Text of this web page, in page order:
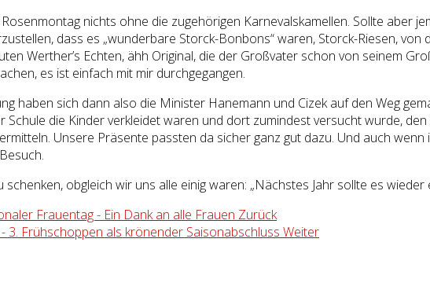
nichts ohne die zugehörigen Karnevalskamellen. Sollte aber
dass es „wunderbare Storck-Bonbons“ waren, Storck-Riesen,
Werther’s Echten, ähh Original, die der Großvater schon von seinem
es ist einfach mit mir durchgegangen.
haben sich dann also die Minister Hanemann und Cizek auf den Weg
Schule die Kinder verkleidet waren und dort zumindest versucht wurde,
Unsere Präsente passten da sicher ganz gut dazu. Und auch
obgleich wir uns alle einig waren: „Nächstes Jahr sollte es
Frauentag - Ein Dank an alle Frauen Zurück
3. Frühschoppen als krönender Saisonabschluss Weiter